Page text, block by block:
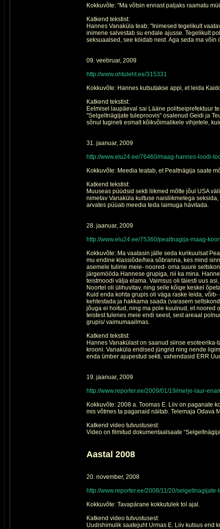
Kokkuvõte: "Ma võtsin ennast paljaks raamatu
Katkend tekstist:
Hannes Vanaküla teab: "Inimesed tegelikult
inimene salvestab su endale ajusse. Tegelikult
seksuaalsed, see köidab neid. Aga seda ma
09. veebruar, 2009
http://www.ohtuleht.ee/315331
Kokkuvõte: Hannes kutsutakse appi, et leida
Katkend tekstist:
Eelmisel laupäeval sai Lääne politseiprefektuur
"Selgeltnägijate tuleproovis" osalenud Geidi ja
sõnul tugineti esmalt kõikvõimalikele vihjetele,
31. jaanuar, 2009
http://www.elu24.ee/76460/maag-hannes-loodi-
Kokkuvõte: Meedia teatab, et Pealtnägija saate
Katkend tekstist:
Muuseas püüdsid sekti liikmed mõtte jõul USA
nimetav Vanaküla kultuse naisliikmetega
arvates püüab meedia teda laimuga hävitada.
28. jaanuar, 2009
http://www.elu24.ee/75360/pealtnagija-maag-
Kokkuvõte: Ma vaatasin jälle seda kurikuulsat
mu endine klassiõde/hea sõbranna, kes mind
asemele tulime meie- noored- oma suure
järgemööda Hannese grupiga, nii ka mina.
teistmoodi välja elama. Vaimsus oli täiesti uus
Noortel oli ülihuvitav, ning selle kõige keskel
Kuid enda kohta grupis oli väga raske leida,
kehtestada ja hakkama saada (varasem
jõuga ei hoitud, ning ma pole kuulnud, et noored
teistest tulenes meie endi seest, sest areaal
grupis/ vaimumaailmas.
Katkend tekstist:
Hannes Vanakülast on saanud siinse
krooni. Vanaküla endised jüngrid ning nende
enda ümber ajupestud sekti, vahendasid ERR
19. jaanuar, 2009
http://www.reporter.ee/2009/01/19/merje-laur-
Kokkuvõte: 2008 a. Toomas E. Liiv on paganate
mis võtmes ta paganaid näitab. Telemaja Odava
Katkend video tutvustusest:
Video on filmitud dokumentaalsaate
Aastal 2008
20. november, 2008
http://www.reporter.ee/2008/11/20/
Kokkuvõte: Tavapärane kokkutulek tol ajal.
Katkend video tutvustusest:
Uudishimulik saatejuht Urmas E. Liiv kutsus